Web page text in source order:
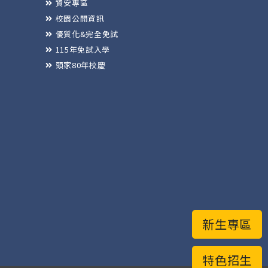
特色招生
新生專區
資安專區
校園公開資訊
優質化&完全免試
115年免試入學
頭家80年校慶